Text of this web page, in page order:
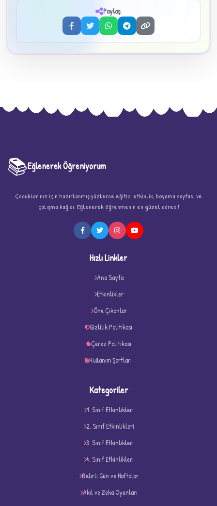
D
Paylaş:
📚Eğlenerek Öğreniyorum
Çocuklarınız için hazırlanmış yüzlerce eğitici etkinlik, boyama sayfası ve
çalışma kağıdı. Eğlenerek öğrenmenin en güzel adresi!
Hızlı Linkler
Ana Sayfa
Etkinlikler
Öne Çıkanlar
Gizlilik Politikası
Çerez Politikası
Kullanım Şartları
Kategoriler
1. Sınıf Etkinlikleri
2. Sınıf Etkinlikleri
3. Sınıf Etkinlikleri
4. Sınıf Etkinlikleri
Belirli Gün ve Haftalar
Akıl ve Zeka Oyunları